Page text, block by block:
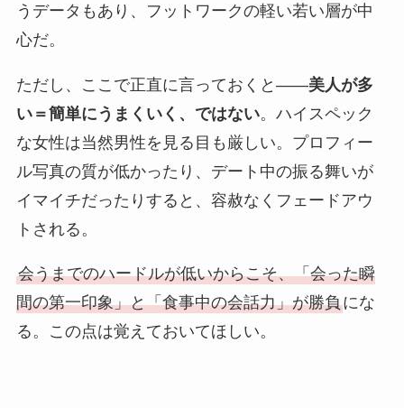
うデータもあり、フットワークの軽い若い層が中
心だ。
ただし、ここで正直に言っておくと——美人が多
い＝簡単にうまくいく、ではない。ハイスペック
な女性は当然男性を見る目も厳しい。プロフィー
ル写真の質が低かったり、デート中の振る舞いが
イマイチだったりすると、容赦なくフェードアウ
トされる。
会うまでのハードルが低いからこそ、「会った瞬
間の第一印象」と「食事中の会話力」が勝負にな
る。この点は覚えておいてほしい。